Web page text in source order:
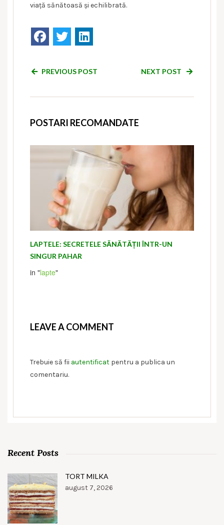
viață sănătoasă și echilibrată.
PREVIOUS POST NEXT POST
POSTARI RECOMANDATE
LAPTELE: SECRETELE SĂNĂTĂȚII ÎNTR-UN
SINGUR PAHAR
in "lapte"
LEAVE A COMMENT
Trebuie să fii autentificat pentru a publica un
comentariu.
Recent Posts
TORT MILKA
august 7, 2026